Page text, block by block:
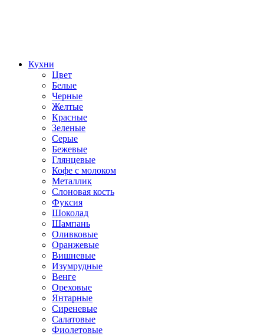
Кухни
Цвет
Белые
Черные
Желтые
Красные
Зеленые
Серые
Бежевые
Глянцевые
Кофе с молоком
Металлик
Слоновая кость
Фуксия
Шоколад
Шампань
Оливковые
Оранжевые
Вишневые
Изумрудные
Венге
Ореховые
Янтарные
Сиреневые
Салатовые
Фиолетовые